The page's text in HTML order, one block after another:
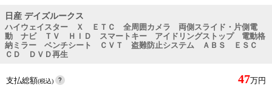
日産 デイズルークス
ハイウェイスター Ｘ ＥＴＣ 全周囲カメラ 両側スライド・片側電
動 ナビ ＴＶ ＨＩＤ スマートキー アイドリングストップ 電動格
納ミラー ベンチシート ＣＶＴ 盗難防止システム ＡＢＳ ＥＳＣ
ＣＤ ＤＶＤ再生
支払総額(税込) 47万円